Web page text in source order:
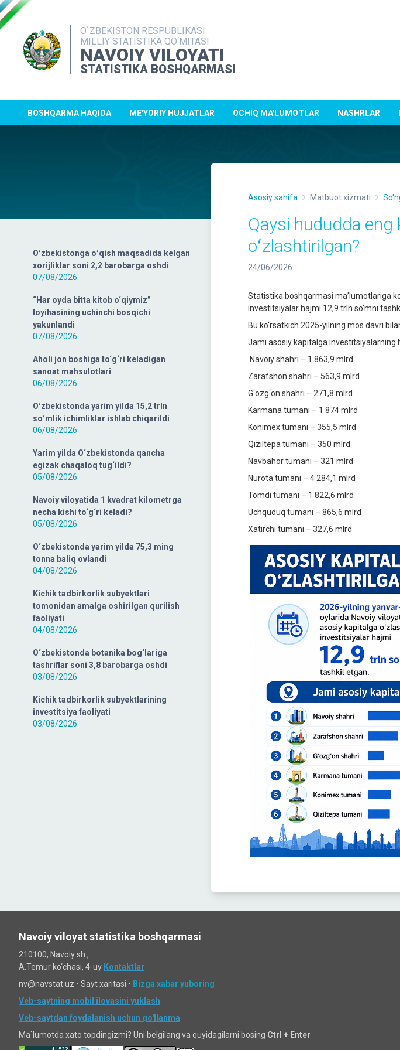
O`ZBEKISTON RESPUBLIKASI
MILLIY STATISTIKA QO‘MITASI
NAVOIY VILOYATI
STATISTIKA BOSHQARMASI
BOSHQARMA HAQIDA ME'YORIY HUJJATLAR OCHIQ MA'LUMOTLAR NASHRLAR
Oʻzbekistonga oʻqish maqsadida kelgan
xorijliklar soni 2,2 barobarga oshdi
07/08/2026
“Har oyda bitta kitob o‘qiymiz”
loyihasining uchinchi bosqichi
yakunlandi
07/08/2026
Aholi jon boshiga to‘g‘ri keladigan
sanoat mahsulotlari
06/08/2026
Oʻzbekistonda yarim yilda 15,2 trln
soʻmlik ichimliklar ishlab chiqarildi
06/08/2026
Yarim yilda O‘zbekistonda qancha
egizak chaqaloq tug‘ildi?
05/08/2026
Navoiy viloyatida 1 kvadrat kilometrga
necha kishi to‘g‘ri keladi?
05/08/2026
O‘zbekistonda yarim yilda 75,3 ming
tonna baliq ovlandi
04/08/2026
Kichik tadbirkorlik subyektlari
tomonidan amalga oshirilgan qurilish
faoliyati
04/08/2026
O‘zbekistonda botanika bog‘lariga
tashriflar soni 3,8 barobarga oshdi
03/08/2026
Kichik tadbirkorlik subyektlarining
investitsiya faoliyati
03/08/2026
Asosiy sahifa Matbuot xizmati
Qaysi hududda eng
oʻzlashtirilgan?
24/06/2026
Statistika boshqarmasi ma’lumotlariga
investitsiyalar hajmi 12,9 trln so‘mni
Bu ko‘rsatkich 2025-yilning mos davri
Jami asosiy kapitalga investitsiyalarning
Navoiy shahri – 1 863,9 mlrd
Zarafshon shahri – 563,9 mlrd
G‘ozg‘on shahri – 271,8 mlrd
Karmana tumani – 1 874 mlrd
Konimex tumani – 355,5 mlrd
Qiziltepa tumani – 350 mlrd
Navbahor tumani – 321 mlrd
Nurota tumani – 4 284,1 mlrd
Tomdi tumani – 1 822,6 mlrd
Uchquduq tumani – 865,6 mlrd
Xatirchi tumani – 327,6 mlrd
Navoiy viloyat statistika boshqarmasi
210100, Navoiy sh.,
A.Temur ko‘chаsi, 4-uy Kontaktlar
nv@navstat.uz • Sayt xaritasi • Bizga xabar yuboring
Veb-saytning mobil ilovasini yuklash
Veb-saytdan foydalanish uchun qo'llanma
Ma`lumotda xato topdingizmi? Uni belgilang va quyidagilarni bosing Ctrl + Enter